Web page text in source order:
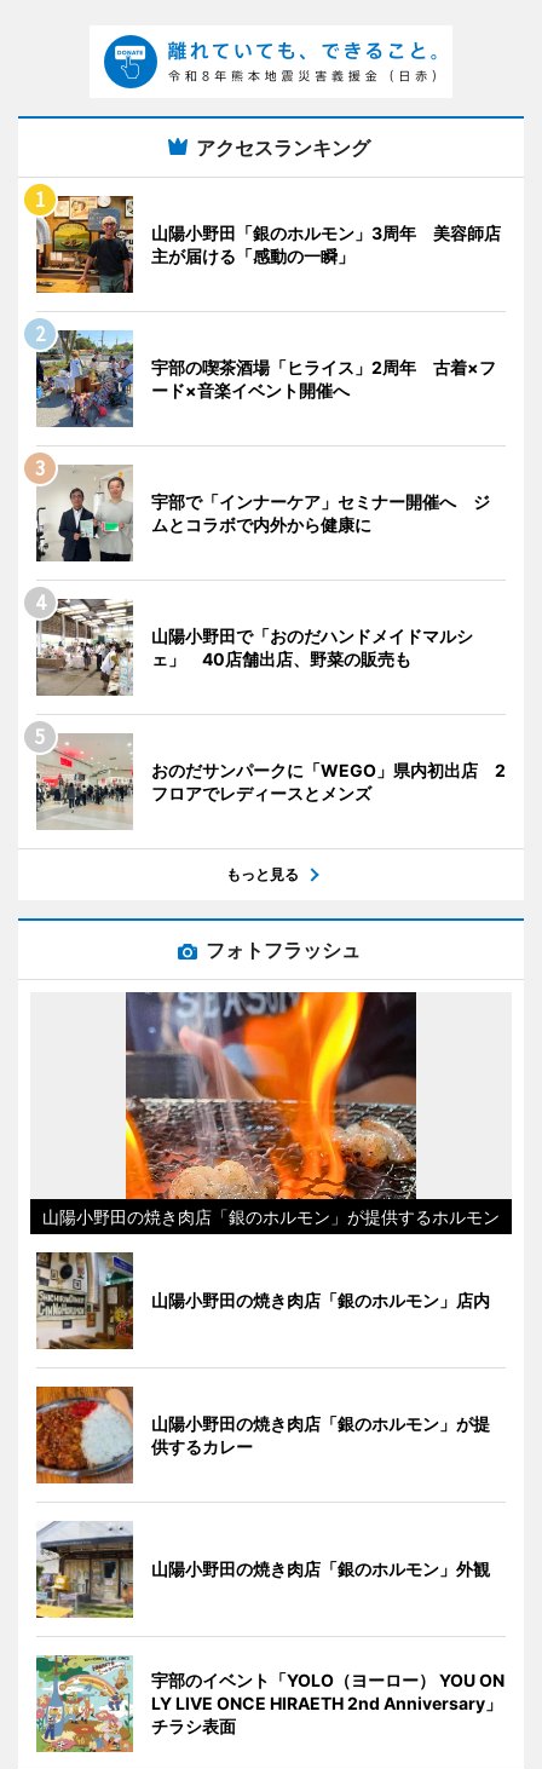
アクセスランキング
山陽小野田「銀のホルモン」3周年 美容師店
主が届ける「感動の一瞬」
宇部の喫茶酒場「ヒライス」2周年 古着×フ
ード×音楽イベント開催へ
宇部で「インナーケア」セミナー開催へ ジ
ムとコラボで内外から健康に
山陽小野田で「おのだハンドメイドマルシ
ェ」 40店舗出店、野菜の販売も
おのだサンパークに「WEGO」県内初出店 2
フロアでレディースとメンズ
もっと見る
フォトフラッシュ
山陽小野田の焼き肉店「銀のホルモン」が提供するホルモン
山陽小野田の焼き肉店「銀のホルモン」店内
山陽小野田の焼き肉店「銀のホルモン」が提
供するカレー
山陽小野田の焼き肉店「銀のホルモン」外観
宇部のイベント「YOLO（ヨーロー） YOU ON
LY LIVE ONCE HIRAETH 2nd Anniversary」
チラシ表面